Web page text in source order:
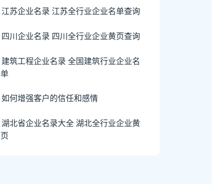
江苏企业名录 江苏全行业企业名单查询
四川企业名录 四川全行业企业黄页查询
建筑工程企业名录 全国建筑行业企业名
单
如何增强客户的信任和感情
湖北省企业名录大全 湖北全行业企业黄
页